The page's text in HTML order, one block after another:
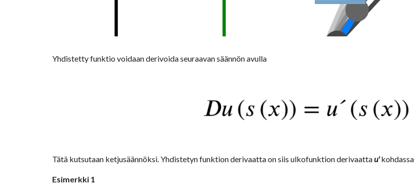
Yhdistetty funktio voidaan derivoida seuraavan säännön avulla
Tätä kutsutaan ketjusäännöksi. Yhdistetyn funktion derivaatta on siis ulkofunktion derivaatta u' kohdassa
Esimerkki 1